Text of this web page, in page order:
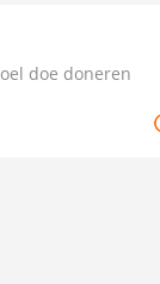
doe doneren